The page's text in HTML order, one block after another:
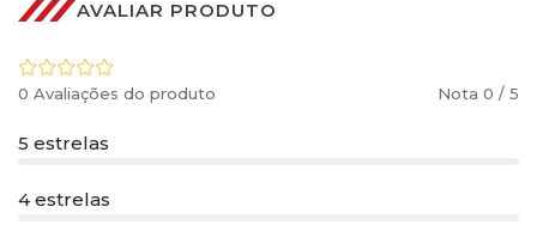
AVALIAR PRODUTO
0 Avaliações do produto Nota 0 / 5
5 estrelas
4 estrelas